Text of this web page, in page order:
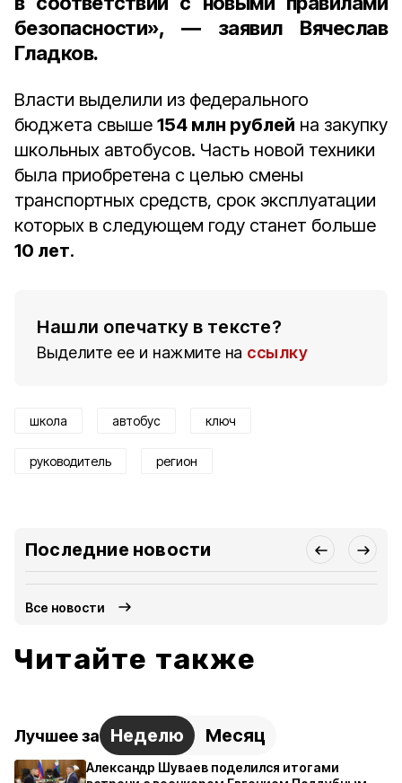
безопасности», ― заявил Вячеслав
Гладков.
Власти выделили из федерального
бюджета свыше 154 млн рублей на закупку
школьных автобусов. Часть новой техники
была приобретена с целью смены
транспортных средств, срок эксплуатации
которых в следующем году станет больше
10 лет.
Нашли опечатку в тексте?
Выделите ее и нажмите на ссылку
школа автобус ключ
руководитель регион
Последние новости
Все новости
Читайте также
Лучшее за Неделю Месяц
Александр Шуваев поделился итогами